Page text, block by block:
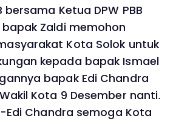
bersama Ketua DPW PBB
Zaldi memohon
Kota Solok untuk
kepada bapak Ismael
bapak Edi Chandra
Kota 9 Desember nanti.
Edi Chandra semoga Kota